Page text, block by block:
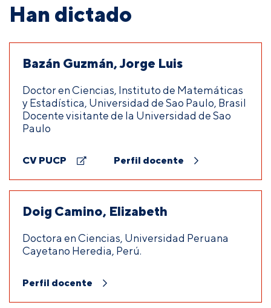
Han dictado
Bazán Guzmán, Jorge Luis
Doctor en Ciencias, Instituto de Matemáticas
y Estadística, Universidad de Sao Paulo, Brasil
Docente visitante de la Universidad de Sao
Paulo
CV PUCP Perfil docente
Doig Camino, Elizabeth
Doctora en Ciencias, Universidad Peruana
Cayetano Heredia, Perú.
Perfil docente